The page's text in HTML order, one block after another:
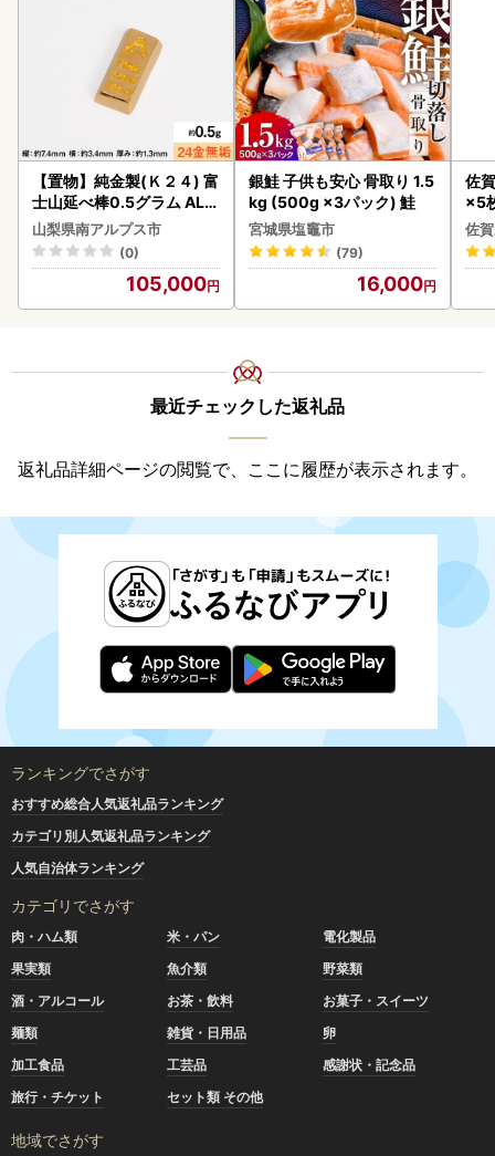
【置物】純金製(Ｋ２４) 富
士山延べ棒0.5グラム ALP
BK181
山梨県南アルプス市
(0)
105,000
銀鮭 子供も安心 骨取り 1.5
kg (500g ×3パック) 鮭
宮城県塩竈市
(79)
16,000
佐
×5
佐
最近チェックした返礼品
返礼品詳細ページの閲覧で、ここに履歴が表示されます。
ランキングでさがす
おすすめ総合人気返礼品ランキング
カテゴリ別人気返礼品ランキング
人気自治体ランキング
カテゴリでさがす
肉・ハム類 米・パン
電化製品
果実類
魚介類
野菜類
酒・アルコール
お茶・飲料
お菓子・スイーツ
麺類
雑貨・日用品
卵
加工食品
工芸品
感謝状・記念品
旅行・チケット
セット類 その他
地域でさがす